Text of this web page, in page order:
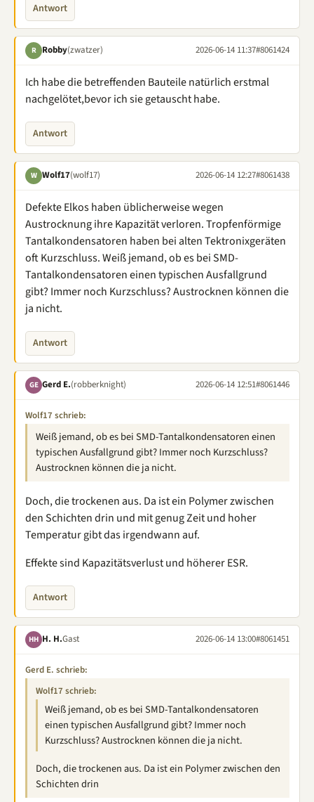
Antwort
R Robby(zwatzer) 2026-06-14 11:37#8061424
Ich habe die betreffenden Bauteile natürlich erstmal
nachgelötet,bevor ich sie getauscht habe.
Antwort
W Wolf17(wolf17) 2026-06-14 12:27#8061438
Defekte Elkos haben üblicherweise wegen
Austrocknung ihre Kapazität verloren. Tropfenförmige
Tantalkondensatoren haben bei alten Tektronixgeräten
oft Kurzschluss. Weiß jemand, ob es bei SMD-
Tantalkondensatoren einen typischen Ausfallgrund
gibt? Immer noch Kurzschluss? Austrocknen können die
ja nicht.
Antwort
GE Gerd E.(robberknight) 2026-06-14 12:51#8061446
Wolf17 schrieb:
Weiß jemand, ob es bei SMD-Tantalkondensatoren einen
typischen Ausfallgrund gibt? Immer noch Kurzschluss?
Austrocknen können die ja nicht.
Doch, die trockenen aus. Da ist ein Polymer zwischen
den Schichten drin und mit genug Zeit und hoher
Temperatur gibt das irgendwann auf.
Effekte sind Kapazitätsverlust und höherer ESR.
Antwort
HH H. H.Gast 2026-06-14 13:00#8061451
Gerd E. schrieb:
Wolf17 schrieb:
Weiß jemand, ob es bei SMD-Tantalkondensatoren
einen typischen Ausfallgrund gibt? Immer noch
Kurzschluss? Austrocknen können die ja nicht.
Doch, die trockenen aus. Da ist ein Polymer zwischen den
Schichten drin